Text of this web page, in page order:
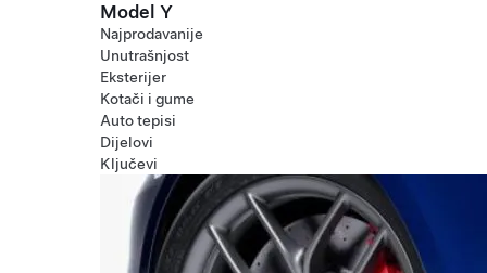
Model Y
Najprodavanije
Unutrašnjost
Eksterijer
Kotači i gume
Auto tepisi
Dijelovi
Ključevi